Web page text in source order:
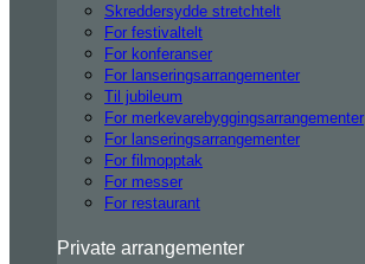
Skreddersydde stretchtelt
For festivaltelt
For konferanser
For lanseringsarrangementer
Til jubileum
For merkevarebyggingsarrangementer
For lanseringsarrangementer
For filmopptak
For messer
For restaurant
Private arrangementer